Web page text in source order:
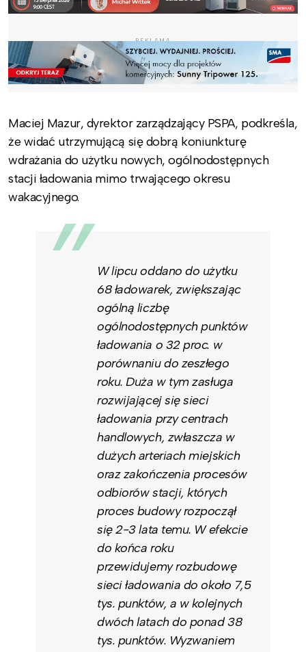
REKLAMA
Maciej Mazur, dyrektor zarządzający PSPA, podkreśla,
że widać utrzymującą się dobrą koniunkturę
wdrażania do użytku nowych, ogólnodostępnych
stacji ładowania mimo trwającego okresu
wakacyjnego.
W lipcu oddano do użytku
68 ładowarek, zwiększając
ogólną liczbę
ogólnodostępnych punktów
ładowania o 32 proc. w
porównaniu do zeszłego
roku. Duża w tym zasługa
rozwijającej się sieci
ładowania przy centrach
handlowych, zwłaszcza w
dużych arteriach miejskich
oraz zakończenia procesów
odbiorów stacji, których
proces budowy rozpoczął
się 2-3 lata temu. W efekcie
do końca roku
przewidujemy rozbudowę
sieci ładowania do około 7,5
tys. punktów, a w kolejnych
dwóch latach do ponad 38
tys. punktów. Wyzwaniem